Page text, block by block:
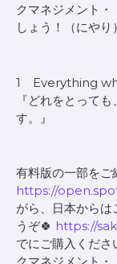
クマネジメント
しょう！（にや
1 Everything
『どれをとって
す。』
有料版の一部をご
https://
がら、日本から
うぞ🍀 https://
でにご購入くださ